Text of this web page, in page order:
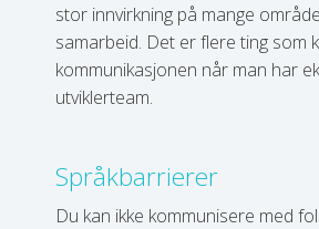
stor innvirkning på mange
samarbeid. Det er flere ting som
kommunikasjonen når man har
utviklerteam.
Språkbarrierer
Du kan ikke kommunisere med